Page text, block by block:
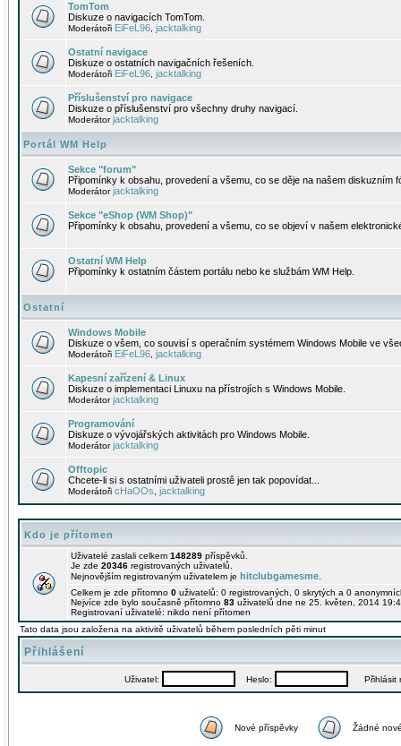
TomTom
Diskuze o navigacích TomTom.
Moderátoři EiFeL96 jacktalking
Ostatní navigace
Diskuze o ostatních navigačních řešeních.
Moderátoři EiFeL96 jacktalking
Příslušenství pro navigace
Diskuze o příslušenství pro všechny druhy navigací.
Moderátorjacktalking
Portál WM Help
Sekce "forum"
Připomínky k obsahu, provedení a všemu, co se děje na našem diskuzním
Moderátorjacktalking
Sekce "eShop (WM Shop)"
Připomínky k obsahu, provedení a všemu, co se objeví v našem
Ostatní WM Help
Připomínky k ostatním částem portálu nebo ke službám WM Help.
Ostatní
Windows Mobile
Diskuze o všem, co souvisí s operačním systémem Windows Mobile ve
Moderátoři EiFeL96 jacktalking
Kapesní zařízení & Linux
Diskuze o implementaci Linuxu na přístrojích s Windows Mobile.
Moderátorjacktalking
Programování
Diskuze o vývojářských aktivitách pro Windows Mobile.
Moderátorjacktalking
Offtopic
Chcete-li si s ostatními uživateli prostě jen tak popovídat...
Moderátoři cHaOOs jacktalking
Kdo je přítomen
Uživatelé zaslali celkem 148289 příspěvků.
Je zde 20346 registrovaných uživatelů.
Nejnovějším registrovaným uživatelem je hitclubgamesme
Celkem je zde přítomno 0 uživatelů: 0 registrovaných, 0 skrytých a 0
Nejvíce zde bylo současně přítomno 83 uživatelů dne ne 25. květen, 2014
Registrovaní uživatelé: nikdo není přítomen
Tato data jsou založena na aktivitě uživatelů během posledních pěti minut
Přihlášení
Uživatel: Heslo: Přihlásit
Nové příspěvky Žádné